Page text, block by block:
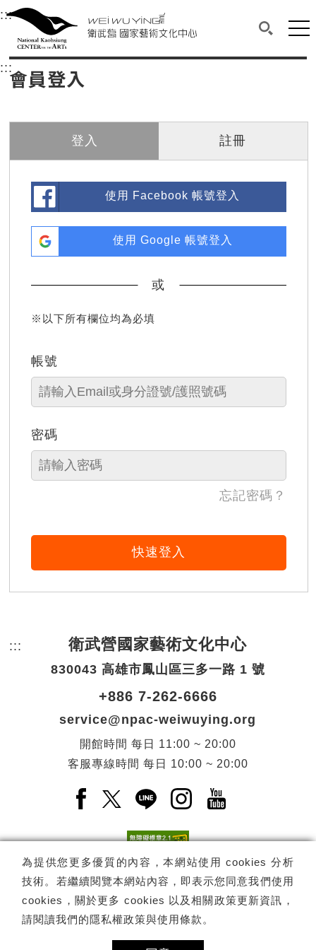
衛武營國家藝術文化中心
中央內容區塊，為本頁主要內容區。
:::選單連結區塊，此區塊列有本網站主要連結。
衛武營國家藝術文化中心
搜尋(開
網
::: 中央內容區塊，為本頁主要內容區。
會員登入
登入 註冊
使用 Facebook 帳號登入
使用 Google 帳號登入
或
※以下所有欄位均為必填
帳號
密碼
忘記密碼？
快速登入
為提供您更多優質的內容，本網站使用 cookies 分析
技術。若繼續閱覽本網站內容，即表示您同意我們使用
cookies，關於更多 cookies 以及相關政策更新資訊，
請閱讀我們的隱私權政策與使用條款 。
::: 頁尾網站資訊。
衛武營國家藝術文化中心
830043 高雄市鳳山區三多一路 1 號
+886 7-262-6666
service@npac-weiwuying.org
開館時間 每日
11:00 ~ 20:00
客服專線時間 每日 10:00 ~ 20:00
Facebook(另開新視窗)
X(另開新視窗)
LINE(另開新視窗)
Instagram(另開新視
YouTube(另開
電子報訂閱 訂閱
Copyright © 國家表演藝術中心 -衛武營國家藝術文化中心